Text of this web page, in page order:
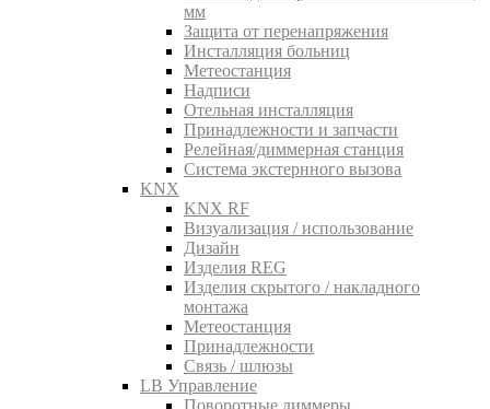
мм
Защита от перенапряжения
Инсталляция больниц
Метеостанция
Надписи
Отельная инсталляция
Принадлежности и запчасти
Релейная/диммерная станция
Система экстернного вызова
KNX
KNX RF
Визуализация / использование
Дизайн
Изделия REG
Изделия скрытого / накладного
монтажа
Метеостанция
Принадлежности
Связь / шлюзы
LB Управление
Поворотные диммеры